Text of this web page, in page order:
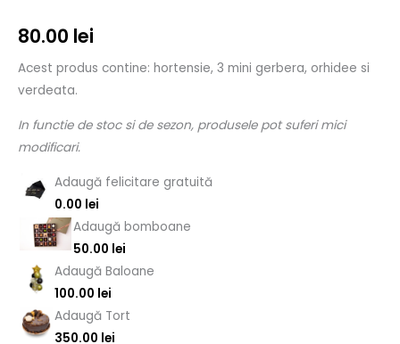
80.00 lei
Acest produs contine: hortensie, 3 mini gerbera, orhidee si
verdeata.
In functie de stoc si de sezon, produsele pot suferi mici
modificari.
Adaugă felicitare gratuită
0.00 lei
Adaugă bomboane
50.00 lei
Adaugă Baloane
100.00 lei
Adaugă Tort
350.00 lei